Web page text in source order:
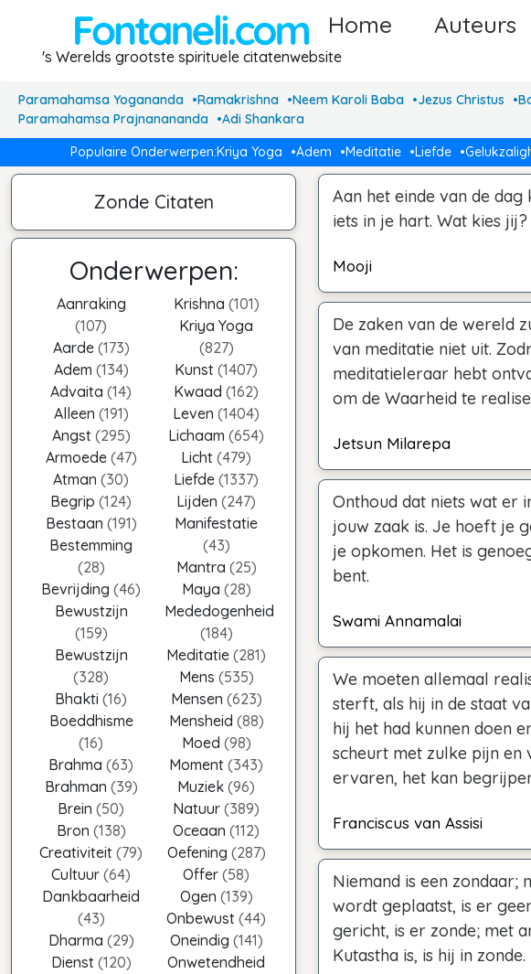
's Werelds grootste spirituele citatenwebsite
Home Auteurs
Paramahamsa Yogananda Ramakrishna Neem Karoli Baba Jezus Christus
Paramahamsa Prajnanananda
Adi Shankara
Populaire Onderwerpen:Kriya Yoga Adem Meditatie Liefde
Zonde Citaten
Onderwerpen:
Aanraking
(107)
Aarde (173)
Adem (134)
Advaita (14)
Alleen (191)
Angst (295)
Armoede (47)
Atman (30)
Begrip (124)
Bestaan (191)
Bestemming
(28)
Bevrijding (46)
Bewustzijn
(159)
Bewustzijn
(328)
Bhakti (16)
Boeddhisme
(16)
Brahma (63)
Brahman (39)
Brein (50)
Bron (138)
Creativiteit (79)
Cultuur (64)
Dankbaarheid
(43)
Dharma (29)
Dienst (120)
Krishna (101)
Kriya Yoga
(827)
Kunst (1407)
Kwaad (162)
Leven (1404)
Lichaam (654)
Licht (479)
Liefde (1337)
Lijden (247)
Manifestatie
(43)
Mantra (25)
Maya (28)
Mededogenheid
(184)
Meditatie (281)
Mens (535)
Mensen (623)
Mensheid (88)
Moed (98)
Moment (343)
Muziek (96)
Natuur (389)
Oceaan (112)
Oefening (287)
Offer (58)
Ogen (139)
Onbewust (44)
Oneindig (141)
Onwetendheid
Aan het einde van de
iets in je hart. Wat kies jij?
Mooji
De zaken van de wereld
van meditatie niet uit.
meditatieleraar hebt
om de Waarheid te
Jetsun Milarepa
Onthoud dat niets wat er
jouw zaak is. Je hoeft je
je opkomen. Het is
bent.
Swami Annamalai
We moeten allemaal
sterft, als hij in de staat
hij het had kunnen doen
scheurt met zulke pijn
ervaren, het kan
Franciscus van Assisi
Niemand is een zondaar;
wordt geplaatst, is er
gericht, is er zonde; met
Kutastha is, is hij in zonde.